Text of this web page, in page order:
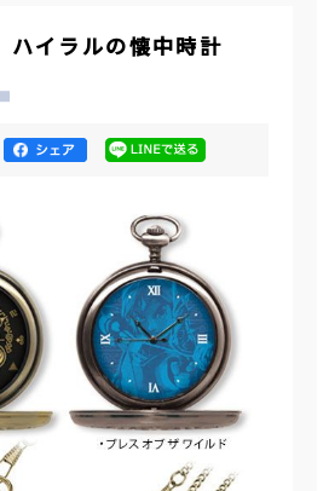
イラルの懐中時計